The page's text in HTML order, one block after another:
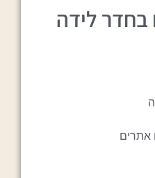
בחדר לידה
אתרים